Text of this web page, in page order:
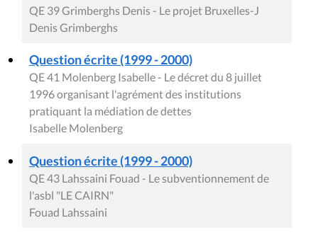
QE 39 Grimberghs Denis - Le projet Bruxelles-J
Denis Grimberghs
Question écrite (1999 - 2000)
QE 41 Molenberg Isabelle - Le décret du 8 juillet
1996 organisant l'agrément des institutions
pratiquant la médiation de dettes
Isabelle Molenberg
Question écrite (1999 - 2000)
QE 43 Lahssaini Fouad - Le subventionnement de
l'asbl "LE CAIRN"
Fouad Lahssaini